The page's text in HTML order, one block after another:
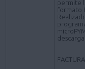
permite
formato